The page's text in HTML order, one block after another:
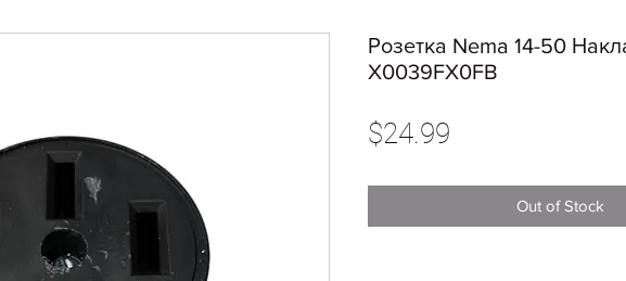
Розетка Nema 14-50
X0039FX0FB
$24.99
Out of Stock